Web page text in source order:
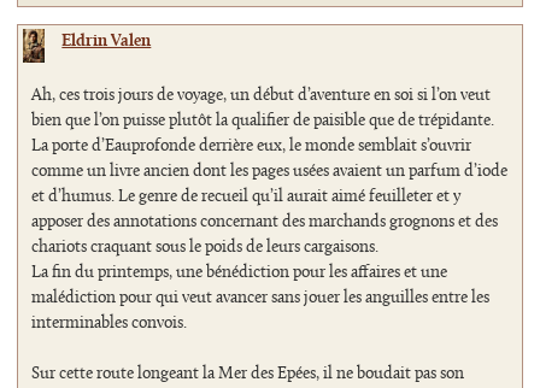
Eldrin Valen
Ah, ces trois jours de voyage, un début d’aventure en soi si l’on veut
bien que l’on puisse plutôt la qualifier de paisible que de trépidante.
La porte d’Eauprofonde derrière eux, le monde semblait s’ouvrir
comme un livre ancien dont les pages usées avaient un parfum d’iode
et d’humus. Le genre de recueil qu’il aurait aimé feuilleter et y
apposer des annotations concernant des marchands grognons et des
chariots craquant sous le poids de leurs cargaisons.
La fin du printemps, une bénédiction pour les affaires et une
malédiction pour qui veut avancer sans jouer les anguilles entre les
interminables convois.
Sur cette route longeant la Mer des Epées, il ne boudait pas son